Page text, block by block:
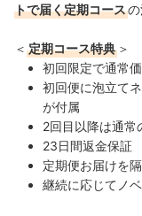
トで届く定期コースの
＜ 定期コース特典 ＞
初回限定で通常
初回便に泡立て
が付属
2回目以降は通常
23日間返金保証
定期便お届けを
継続に応じてノ